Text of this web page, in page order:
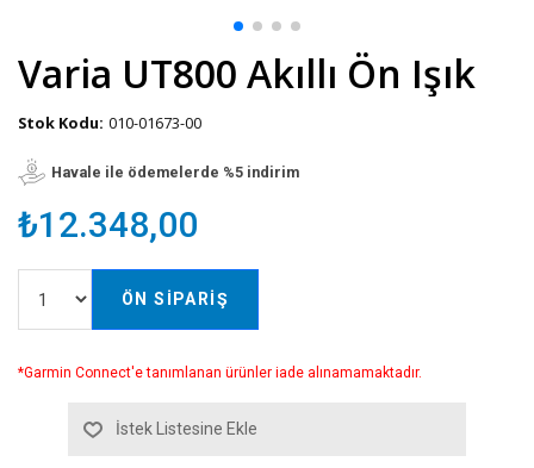
Varia UT800 Akıllı Ön Işık
Stok Kodu: 010-01673-00
Havale ile ödemelerde %5 indirim
₺12.348,00
ÖN SIPARIŞ
*Garmin Connect'e tanımlanan ürünler iade alınamamaktadır.
İstek Listesine Ekle